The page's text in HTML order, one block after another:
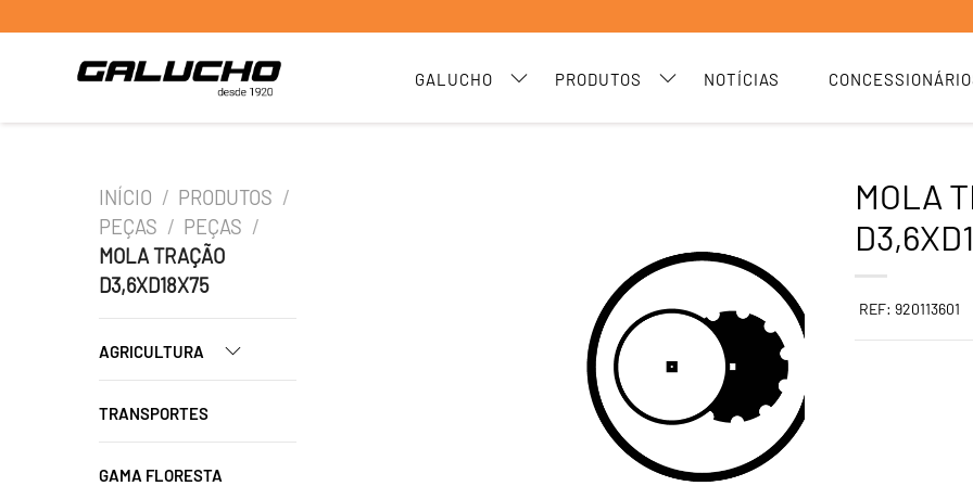
GALUCHO PRODUTOS NOTÍCIAS
INÍCIO / PRODUTOS /
PEÇAS / PEÇAS /
MOLA TRAÇÃO
D3,6XD18X75
AGRICULTURA
TRANSPORTES
GAMA FLORESTA
MOLA
REF: 920113601